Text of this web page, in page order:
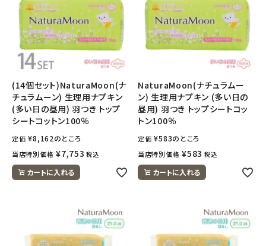
(14個セット)NaturaMoon(ナ
チュラムーン) 生理用ナプキン
(多い日の昼用) 羽つき トップ
シートコットン100％
定価 ¥8,162のところ
当店特別価格 ¥7,753 税込
カートに入れる
NaturaMoon(ナチュラムー
ン) 生理用ナプキン (多い日の
昼用) 羽つき トップシートコッ
トン100％
定価 ¥583のところ
当店特別価格 ¥583 税込
カートに入れる